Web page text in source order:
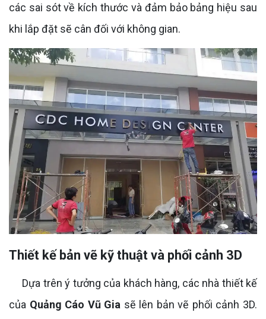
các sai sót về kích thước và đảm bảo bảng hiệu sau
khi lắp đặt sẽ cân đối với không gian.
Thiết kế bản vẽ kỹ thuật và phối cảnh 3D
Dựa trên ý tưởng của khách hàng, các nhà thiết kế
của Quảng Cáo Vũ Gia sẽ lên bản vẽ phối cảnh 3D.